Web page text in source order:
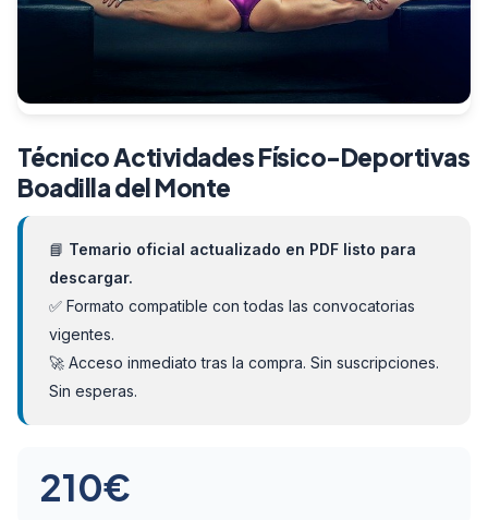
Técnico Actividades Físico-Deportivas
Boadilla del Monte
📘 Temario oficial actualizado en PDF listo para
descargar.
✅ Formato compatible con todas las convocatorias
vigentes.
🚀 Acceso inmediato tras la compra. Sin suscripciones.
Sin esperas.
210€